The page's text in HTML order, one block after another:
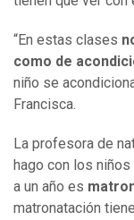
“En estas clases
como de
niño se
Francisca.
La profesora de
hago con los
a un año es
matronatación